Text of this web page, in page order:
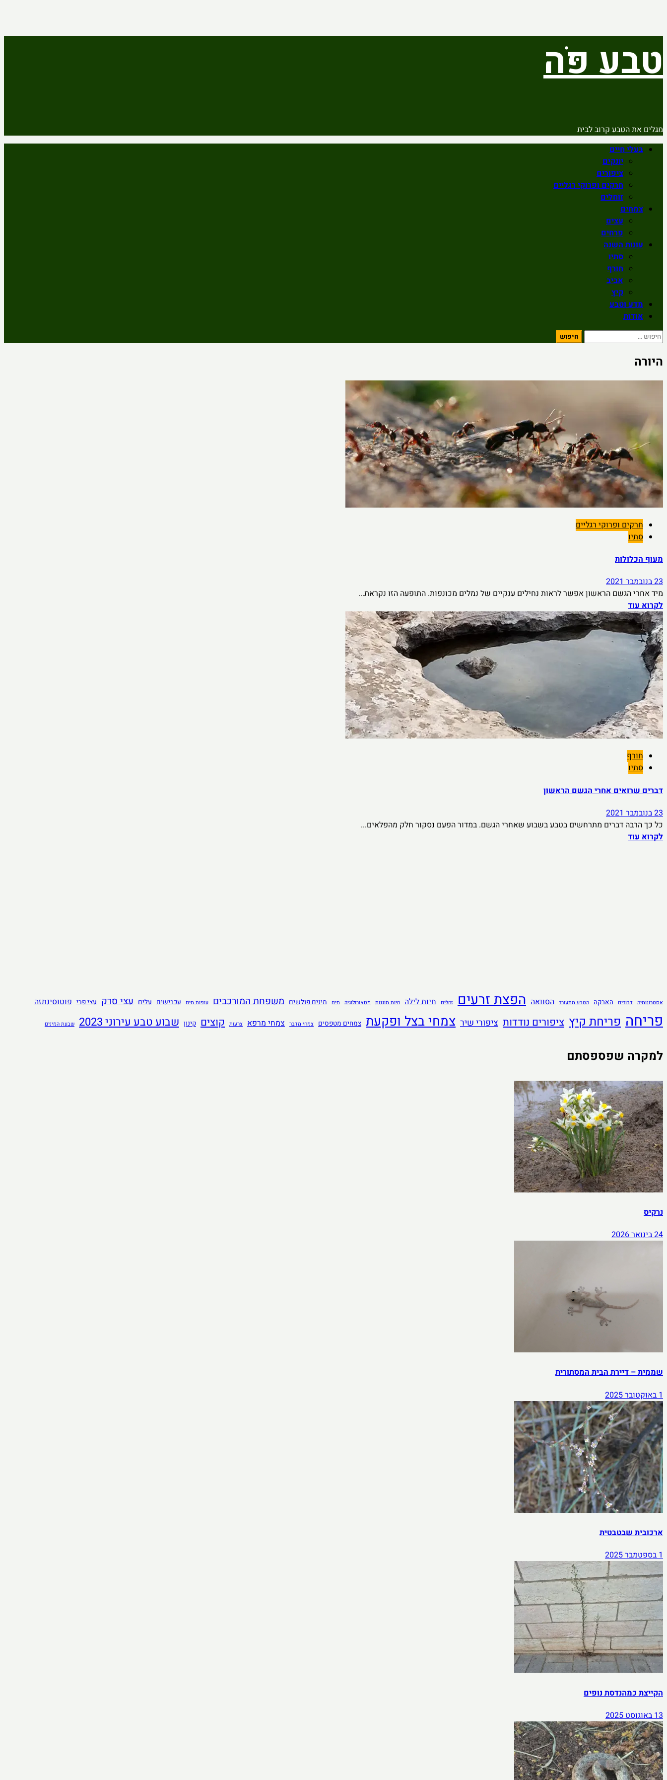
to
content
טבע פֹּה
מגלים את הטבע קרוב לבית
Primaryבעלי חיים
יונקים
ציפורים
חרקים ופרוקי רגליים
זוחלים
צמחים
עצים
פרחים
עונות השנה
סתיו
חורף
אביב
קיץ
מדע וטבע
אודות
חיפוש:
היורה
חרקים ופרוקי רגליים
סתיו
מעוף הכלולות
23 בנובמבר 2021
מיד אחרי הגשם הראשון אפשר לראות נחילים ענקיים של נמלים מכונפות. התופעה הזו נקראת...
לקרוא עוד
חורף
סתיו
דברים שרואים אחרי הגשם הראשון
23 בנובמבר 2021
כל כך הרבה דברים מתרחשים בטבע בשבוע שאחרי הגשם. במדור הפעם נסקור חלק מהפלאים...
לקרוא עוד
אסטרונומיה דבורים האבקה הטבע מתעורר הסוואה הפצת זרעים זחלים חיות לילה חיות מוגנות מטאורולוגיה מים מינים פולשים משפחת המורכבים עופות מים עכבישים עלים עצי סרק עצי פרי פוטוסינתזה
פריחה פריחת קיץ ציפורים נודדות ציפורי שיר צמחי בצל ופקעת צמחים מטפסים צמחי מדבר צמחי מרפא צרעות קוצים קינון שבוע טבע עירוני 2023 שבעת המינים
למקרה שפספסתם
נרקיס
24 בינואר 2026
שממית – דיירת הבית המסתורית
1 באוקטובר 2025
ארכובית שבטבטית
1 בספטמבר 2025
הקייצת כמהנדסת נופים
13 באוגוסט 2025